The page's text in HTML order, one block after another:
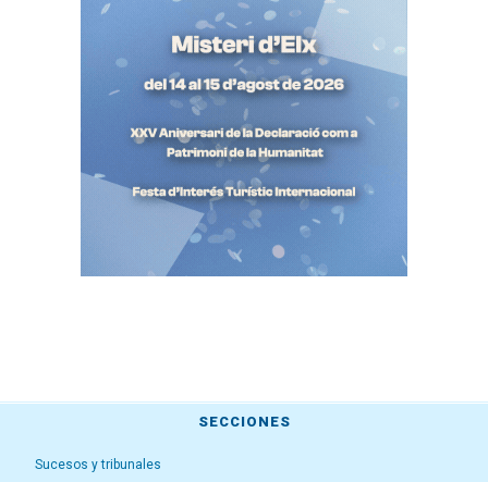
SECCIONES
Sucesos y tribunales